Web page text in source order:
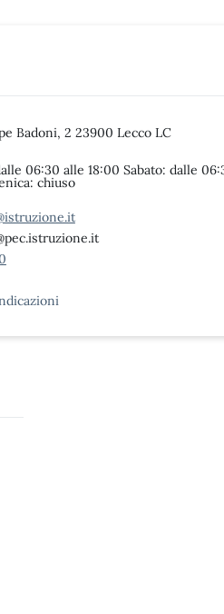
Badoni, 2 23900 Lecco LC
06:30 alle 18:00 Sabato: dalle
chiuso